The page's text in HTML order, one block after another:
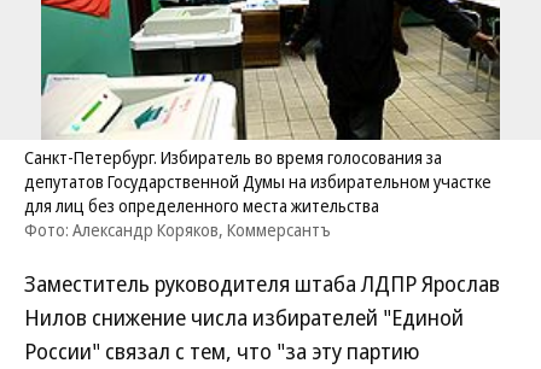
Санкт-Петербург. Избиратель во время голосования за
депутатов Государственной Думы на избирательном участке
для лиц без определенного места жительства
Фото: Александр Коряков, Коммерсантъ
Заместитель руководителя штаба ЛДПР Ярослав
Нилов снижение числа избирателей "Единой
России" связал с тем, что "за эту партию